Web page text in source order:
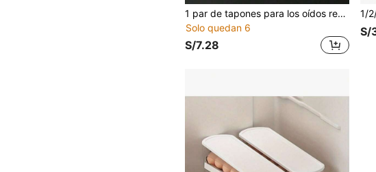
1 par de tapones para los oídos reutilizables con cancelación de ruido, adecuados para trabajo, viajes, conciertos, natación, dormir
Solo quedan 6
S/7.28
S/